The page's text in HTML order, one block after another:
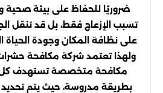
ضروريًا للحفاظ على بيئة صحية
تسبب الإزعاج فقط، بل قد تنقل
على نظافة المكان وجودة الحياة
ولهذا تعتمد شركة مكافحة
مكافحة متخصصة تستهدف كل
بطريقة مدروسة، حيث يتم تحديد